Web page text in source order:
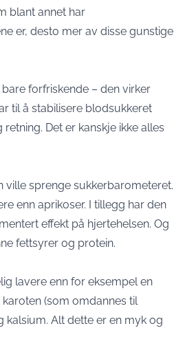
blant annet har
er, desto mer av disse gunstige
forfriskende – den virker
til å stabilisere blodsukkeret
Det er kanskje ikke alles
ville sprenge sukkerbarometeret.
enn aprikoser. I tillegg har den
effekt på hjertehelsen. Og
fettsyrer og protein.
lavere enn for eksempel en
(som omdannes til
kalsium. Alt dette er en myk og